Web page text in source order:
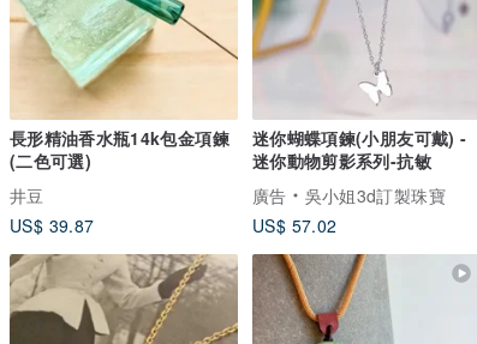
長形精油香水瓶14k包金項鍊
(二色可選)
井豆
US$ 39.87
迷你蝴蝶項鍊(小朋友可戴) -
迷你動物剪影系列-抗敏
廣告
吳小姐3d訂製珠寶
US$ 57.02